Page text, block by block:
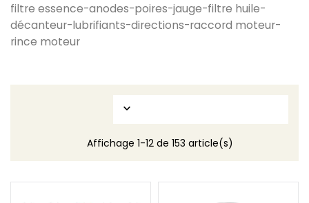
filtre essence-anodes-poires-jauge-filtre huile-
décanteur-lubrifiants-directions-raccord moteur-
rince moteur

Affichage 1-12 de 153 article(s)